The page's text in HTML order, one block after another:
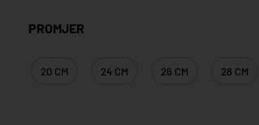
PROMJER
20 CM 24 CM 26 CM 28 CM